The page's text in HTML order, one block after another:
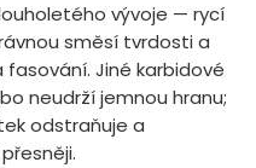
vývoje — rycí
směsí tvrdosti a
Jiné karbidové
neudrží jemnou hranu;
odstraňuje a